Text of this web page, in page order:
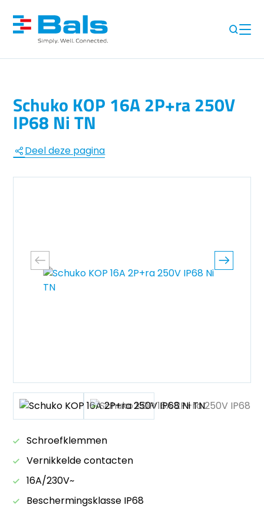
Schuko KOP 16A 2P+ra 250V
IP68 Ni TN
Deel deze pagina
Schroefklemmen
Vernikkelde contacten
16A/230V~
Beschermingsklasse IP68